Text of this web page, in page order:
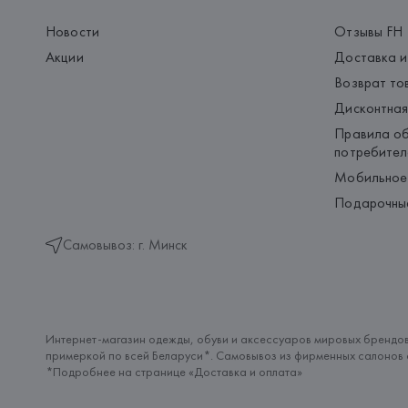
Новости
Акции
Самовывоз: г. Минск
Отзывы FH
Доставка
Возврат
Правила
Мобильное
Интернет-магазин одежды, обуви и аксессуаров мировых
примеркой по всей Беларуси*. Самовывоз из фирменных салонов
*Подробнее на странице «Доставка и оплата»